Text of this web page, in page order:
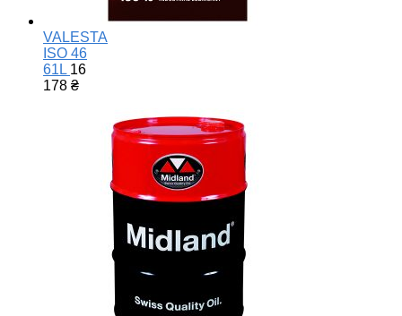
VALESTA
ISO 46
61L 16
178 ₴